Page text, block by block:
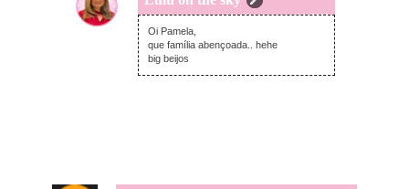
domingo, agosto 24, 2014
Oi Pamela,
que família abençoada.. hehe
big beijos